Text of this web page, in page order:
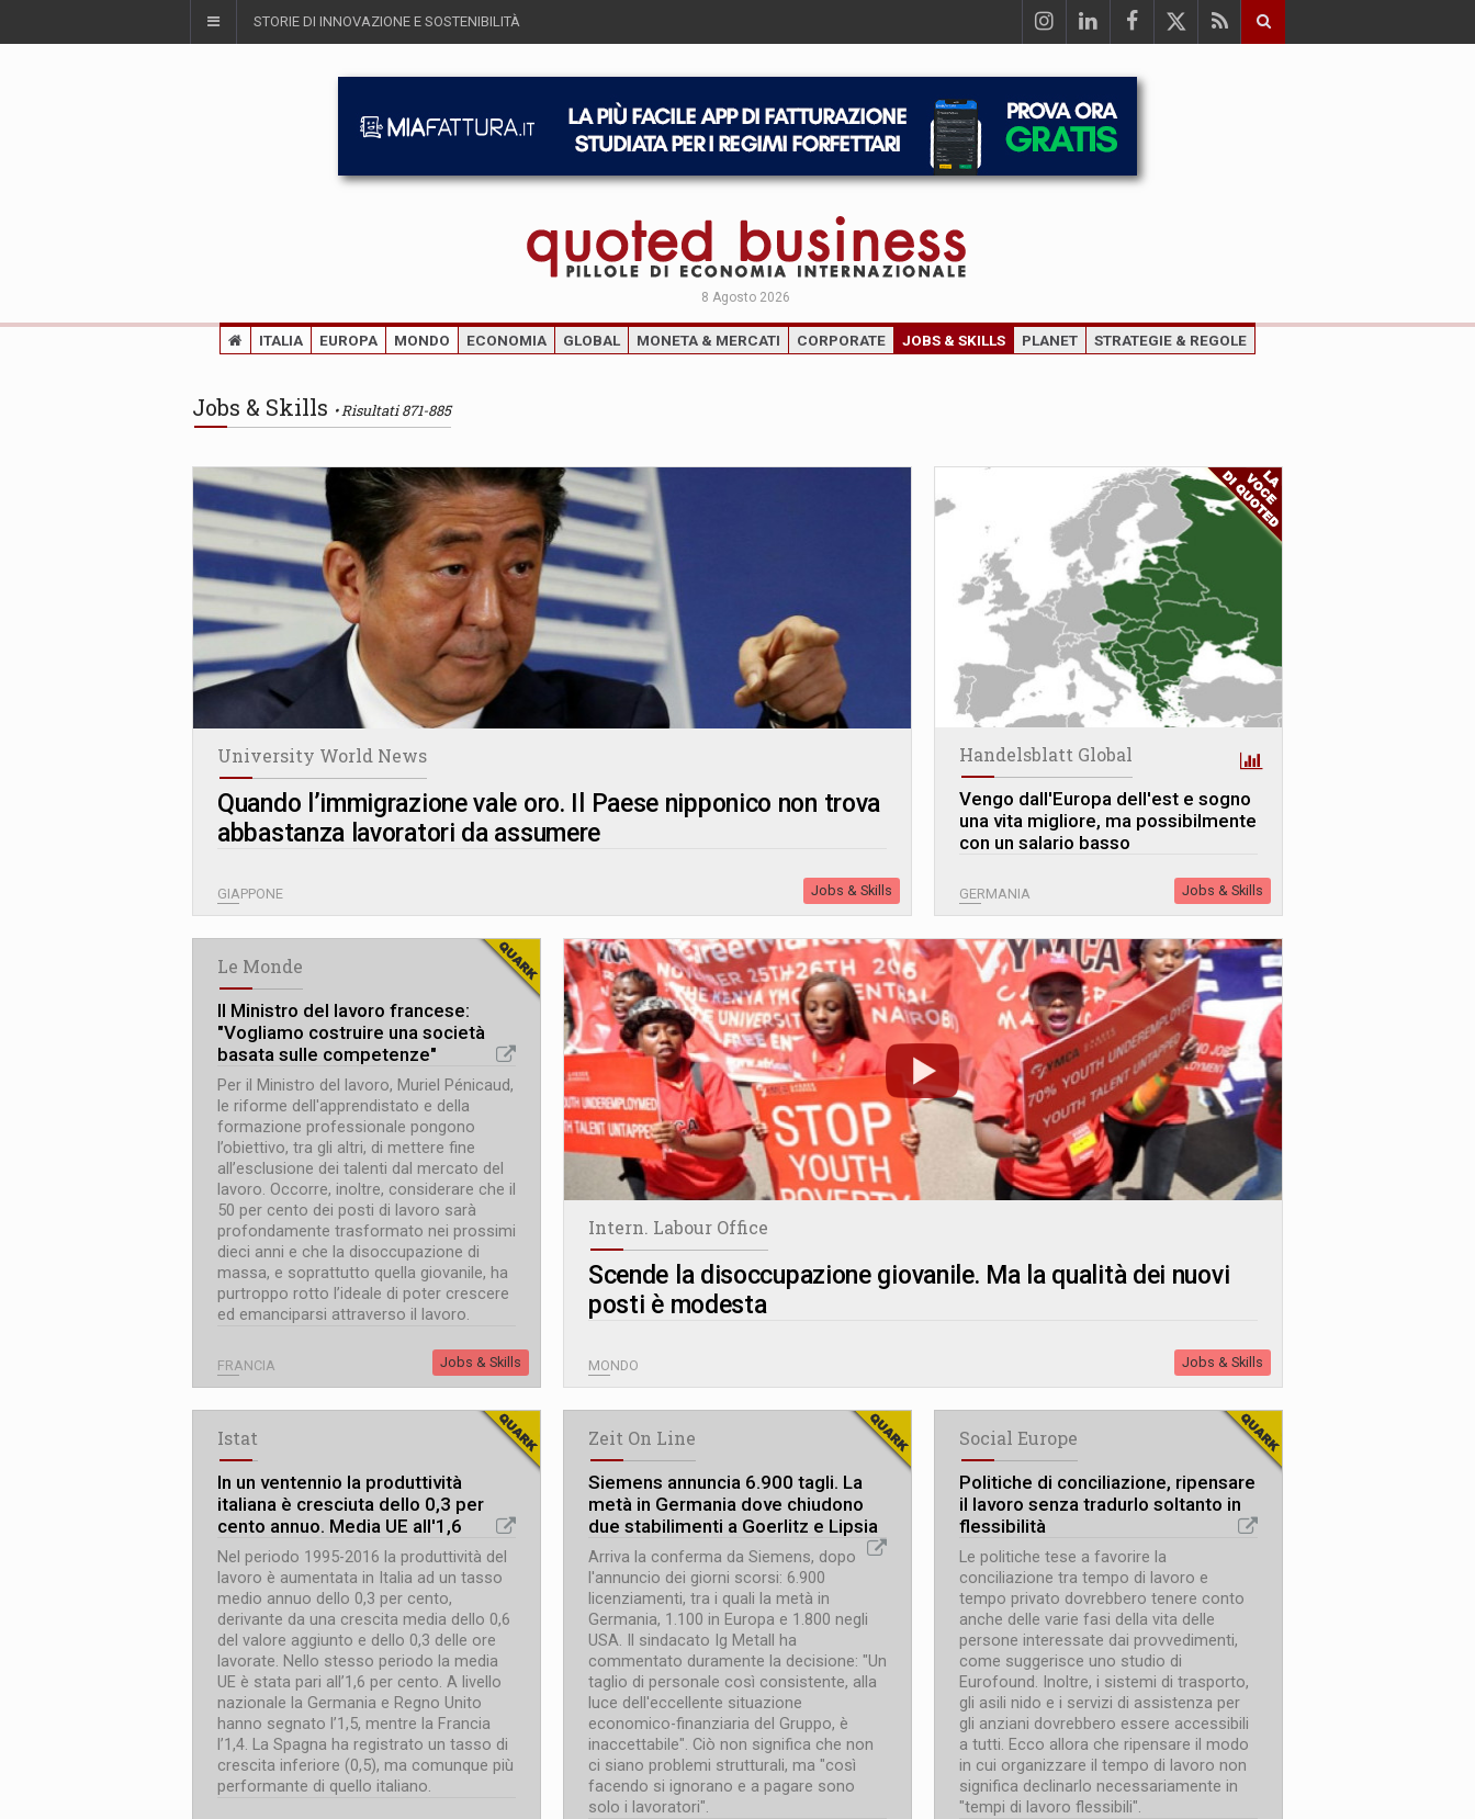
STORIE DI INNOVAZIONE E SOSTENIBILITÀ
8 Agosto 2026
ITALIA EUROPA MONDO ECONOMIA GLOBAL MONETA & MERCATI CORPORATE JOBS & SKILLS PLANET STRATEGIE & REGOLE
Jobs & Skills Risultati 871-885
University World News
Quando l’immigrazione vale oro. Il Paese nipponico non trova
abbastanza lavoratori da assumere
GIAPPONE Jobs & Skills
Handelsblatt Global
Vengo dall'Europa dell'est e sogno
una vita migliore, ma possibilmente
con un salario basso
GERMANIA Jobs & Skills
Le Monde
Il Ministro del lavoro francese:
"Vogliamo costruire una società
basata sulle competenze"
Per il Ministro del lavoro, Muriel Pénicaud,
le riforme dell'apprendistato e della
formazione professionale pongono
l’obiettivo, tra gli altri, di mettere fine
all’esclusione dei talenti dal mercato del
lavoro. Occorre, inoltre, considerare che il
50 per cento dei posti di lavoro sarà
profondamente trasformato nei prossimi
dieci anni e che la disoccupazione di
massa, e soprattutto quella giovanile, ha
purtroppo rotto l’ideale di poter crescere
ed emanciparsi attraverso il lavoro.
FRANCIA Jobs & Skills
Intern. Labour Office
Scende la disoccupazione giovanile. Ma la qualità dei nuovi
posti è modesta
MONDO Jobs & Skills
Istat
In un ventennio la produttività
italiana è cresciuta dello 0,3 per
cento annuo. Media UE all'1,6
Nel periodo 1995-2016 la produttività del
lavoro è aumentata in Italia ad un tasso
medio annuo dello 0,3 per cento,
derivante da una crescita media dello 0,6
del valore aggiunto e dello 0,3 delle ore
lavorate. Nello stesso periodo la media
UE è stata pari all’1,6 per cento. A livello
nazionale la Germania e Regno Unito
hanno segnato l’1,5, mentre la Francia
l’1,4. La Spagna ha registrato un tasso di
crescita inferiore (0,5), ma comunque più
performante di quello italiano.
Zeit On Line
Siemens annuncia 6.900 tagli. La
metà in Germania dove chiudono
due stabilimenti a Goerlitz e Lipsia
Arriva la conferma da Siemens, dopo
l'annuncio dei giorni scorsi: 6.900
licenziamenti, tra i quali la metà in
Germania, 1.100 in Europa e 1.800 negli
USA. Il sindacato Ig Metall ha
commentato duramente la decisione: "Un
taglio di personale così consistente, alla
luce dell'eccellente situazione
economico-finanziaria del Gruppo, è
inaccettabile". Ciò non significa che non
ci siano problemi strutturali, ma "così
facendo si ignorano e a pagare sono
solo i lavoratori".
Social Europe
Politiche di conciliazione, ripensare
il lavoro senza tradurlo soltanto in
flessibilità
Le politiche tese a favorire la
conciliazione tra tempo di lavoro e
tempo privato dovrebbero tenere conto
anche delle varie fasi della vita delle
persone interessate dai provvedimenti,
come suggerisce uno studio di
Eurofound. Inoltre, i sistemi di trasporto,
gli asili nido e i servizi di assistenza per
gli anziani dovrebbero essere accessibili
a tutti. Ecco allora che ripensare il modo
in cui organizzare il tempo di lavoro non
significa declinarlo necessariamente in
"tempi di lavoro flessibili".